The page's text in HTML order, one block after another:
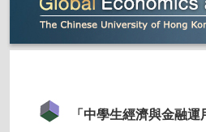
「中學生經濟與金融運